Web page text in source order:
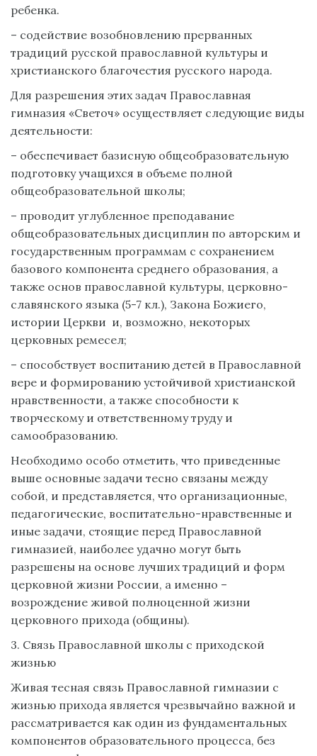
ребенка.
– содействие возобновлению прерванных
традиций русской православной культуры и
христианского благочестия русского народа.
Для разрешения этих задач Православная
гимназия «Светоч» осуществляет следующие виды
деятельности:
– обеспечивает базисную общеобразовательную
подготовку учащихся в объеме полной
общеобразовательной школы;
– проводит углубленное преподавание
общеобразовательных дисциплин по авторским и
государственным программам с сохранением
базового компонента среднего образования, а
также основ православной культуры, церковно-
славянского языка (5-7 кл.), Закона Божиего,
истории Церкви и, возможно, некоторых
церковных ремесел;
– способствует воспитанию детей в Православной
вере и формированию устойчивой христианской
нравственности, а также способности к
творческому и ответственному труду и
самообразованию.
Необходимо особо отметить, что приведенные
выше основные задачи тесно связаны между
собой, и представляется, что организационные,
педагогические, воспитательно-нравственные и
иные задачи, стоящие перед Православной
гимназией, наиболее удачно могут быть
разрешены на основе лучших традиций и форм
церковной жизни России, а именно –
возрождение живой полноценной жизни
церковного прихода (общины).
3. Связь Православной школы с приходской
жизнью
Живая тесная связь Православной гимназии с
жизнью прихода является чрезвычайно важной и
рассматривается как один из фундаментальных
компонентов образовательного процесса, без